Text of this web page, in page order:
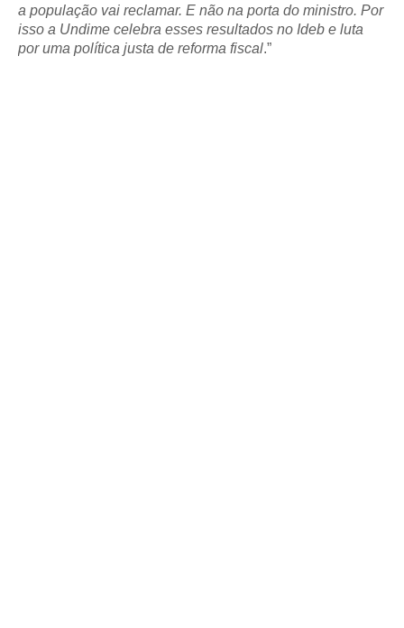
a população vai reclamar. E não na porta do ministro. Por
isso a Undime celebra esses resultados no Ideb e luta
por uma política justa de reforma fiscal.”